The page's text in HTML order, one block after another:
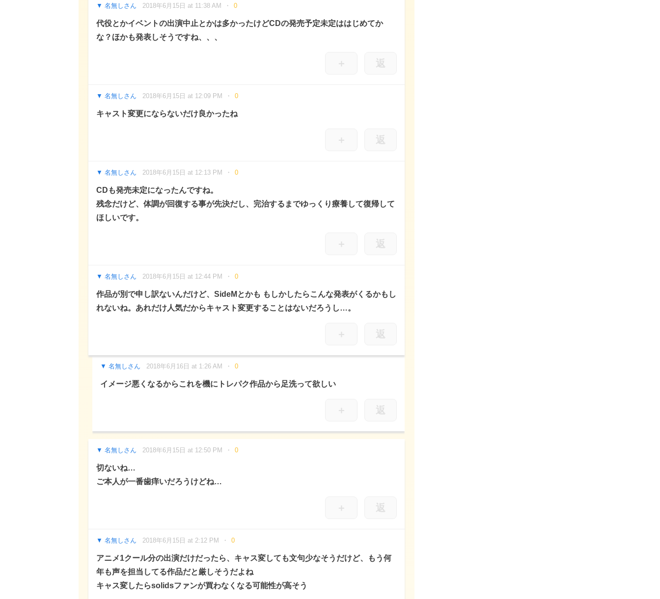
名無しさん 2018年6月15日 at 11:38 AM 0
代役とかイベントの出演中止とかは多かったけどCDの発売予定未定ははじめてか
な？ほかも発表しそうですね、、、
＋ 返
名無しさん 2018年6月15日 at 12:09 PM 0
キャスト変更にならないだけ良かったね
＋ 返
名無しさん 2018年6月15日 at 12:13 PM 0
CDも発売未定になったんですね。
残念だけど、体調が回復する事が先決だし、完治するまでゆっくり療養して復帰して
ほしいです。
＋ 返
名無しさん 2018年6月15日 at 12:44 PM 0
作品が別で申し訳ないんだけど、SideMとかも もしかしたらこんな発表がくるかもし
れないね。あれだけ人気だからキャスト変更することはないだろうし…。
＋ 返
名無しさん 2018年6月16日 at 1:26 AM 0
イメージ悪くなるからこれを機にトレパク作品から足洗って欲しい
＋ 返
名無しさん 2018年6月15日 at 12:50 PM 0
切ないね…
ご本人が一番歯痒いだろうけどね…
＋ 返
名無しさん 2018年6月15日 at 2:12 PM 0
アニメ1クール分の出演だけだったら、キャス変しても文句少なそうだけど、もう何
年も声を担当してる作品だと厳しそうだよね
キャス変したらsolidsファンが買わなくなる可能性が高そう